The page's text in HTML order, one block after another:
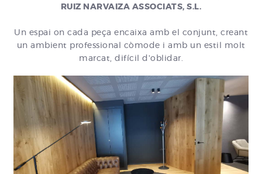
RUIZ NARVAIZA ASSOCIATS, S.L.
Un espai on cada peça encaixa amb el conjunt, creant
un ambient professional còmode i amb un estil molt
marcat, difícil d'oblidar.